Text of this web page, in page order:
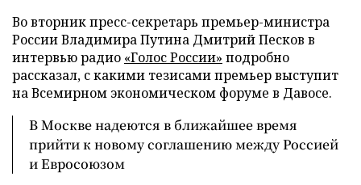
Во вторник пресс-секретарь премьер-министра
России Владимира Путина Дмитрий Песков в
интервью радио «Голос России» подробно
рассказал, с какими тезисами премьер выступит
на Всемирном экономическом форуме в Давосе.
В Москве надеются в ближайшее время
прийти к новому соглашению между Россией
и Евросоюзом